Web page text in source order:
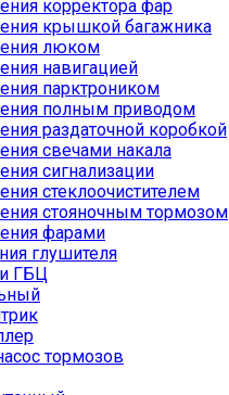
корректора фар
крышкой багажника
люком
навигацией
парктроником
полным приводом
раздаточной коробкой
свечами накала
сигнализации
стеклоочистителем
стояночным тормозом
фарами
глушителя
ГБЦ
тормозов